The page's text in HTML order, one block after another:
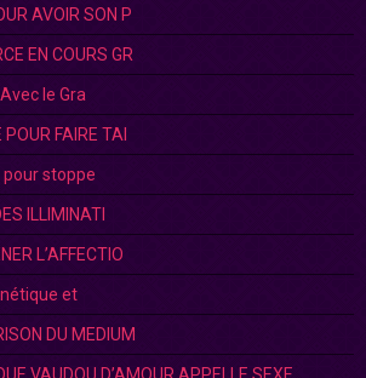
AVOIR SON P
EN COURS GR
le Gra
FAIRE TAI
stoppe
ILLIMINATI
L’AFFECTIO
et
DU MEDIUM